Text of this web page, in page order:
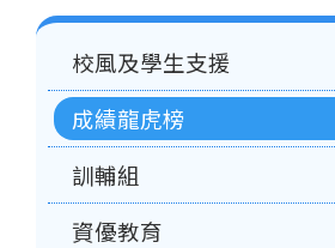
結
Main
navigation
校風及學生支援
成績龍虎榜
訓輔組
資優教育